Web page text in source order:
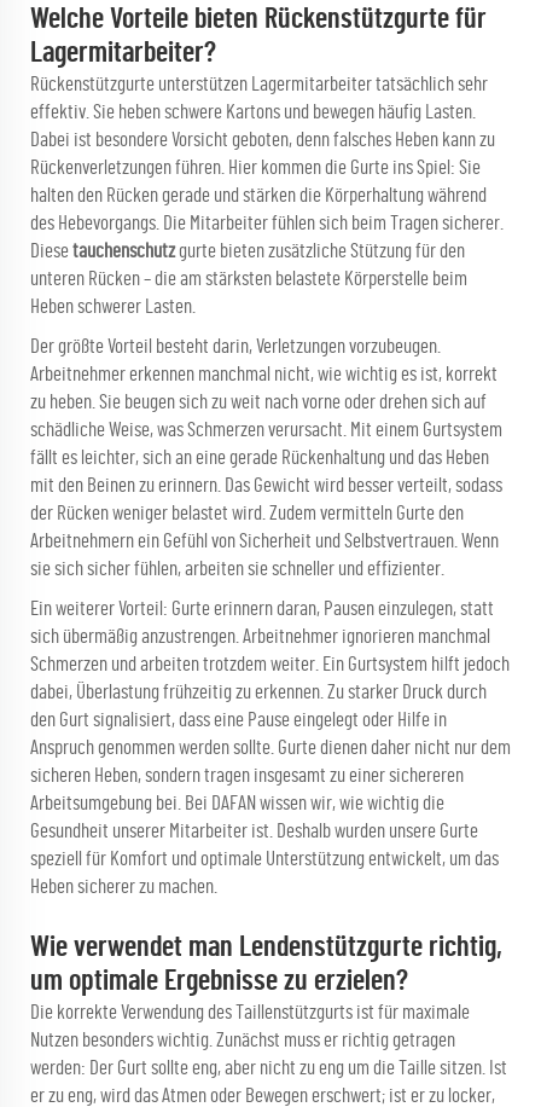
Welche Vorteile bieten Rückenstützgurte für
Lagermitarbeiter?
Rückenstützgurte unterstützen Lagermitarbeiter tatsächlich sehr
effektiv. Sie heben schwere Kartons und bewegen häufig Lasten.
Dabei ist besondere Vorsicht geboten, denn falsches Heben kann zu
Rückenverletzungen führen. Hier kommen die Gurte ins Spiel: Sie
halten den Rücken gerade und stärken die Körperhaltung während
des Hebevorgangs. Die Mitarbeiter fühlen sich beim Tragen sicherer.
Diesetauchenschutzgurte bieten zusätzliche Stützung für den
unteren Rücken – die am stärksten belastete Körperstelle beim
Heben schwerer Lasten.
Der größte Vorteil besteht darin, Verletzungen vorzubeugen.
Arbeitnehmer erkennen manchmal nicht, wie wichtig es ist, korrekt
zu heben. Sie beugen sich zu weit nach vorne oder drehen sich auf
schädliche Weise, was Schmerzen verursacht. Mit einem Gurtsystem
fällt es leichter, sich an eine gerade Rückenhaltung und das Heben
mit den Beinen zu erinnern. Das Gewicht wird besser verteilt, sodass
der Rücken weniger belastet wird. Zudem vermitteln Gurte den
Arbeitnehmern ein Gefühl von Sicherheit und Selbstvertrauen. Wenn
sie sich sicher fühlen, arbeiten sie schneller und effizienter.
Ein weiterer Vorteil: Gurte erinnern daran, Pausen einzulegen, statt
sich übermäßig anzustrengen. Arbeitnehmer ignorieren manchmal
Schmerzen und arbeiten trotzdem weiter. Ein Gurtsystem hilft jedoch
dabei, Überlastung frühzeitig zu erkennen. Zu starker Druck durch
den Gurt signalisiert, dass eine Pause eingelegt oder Hilfe in
Anspruch genommen werden sollte. Gurte dienen daher nicht nur dem
sicheren Heben, sondern tragen insgesamt zu einer sichereren
Arbeitsumgebung bei. Bei DAFAN wissen wir, wie wichtig die
Gesundheit unserer Mitarbeiter ist. Deshalb wurden unsere Gurte
speziell für Komfort und optimale Unterstützung entwickelt, um das
Heben sicherer zu machen.
Wie verwendet man Lendenstützgurte richtig,
um optimale Ergebnisse zu erzielen?
Die korrekte Verwendung des Taillenstützgurts ist für maximale
Nutzen besonders wichtig. Zunächst muss er richtig getragen
werden: Der Gurt sollte eng, aber nicht zu eng um die Taille sitzen. Ist
er zu eng, wird das Atmen oder Bewegen erschwert; ist er zu locker,